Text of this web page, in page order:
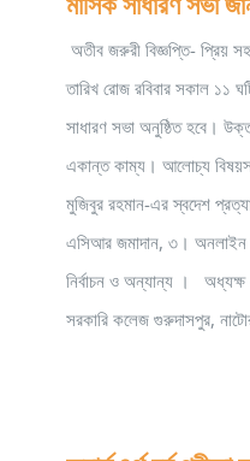
অতীব জরুরী বিজ্ঞপ্তি- প্রিয়
তারিখ রোজ রবিবার সকাল ১১
সাধারণ সভা অনুষ্ঠিত হবে।
একান্ত কাম্য। আলোচ্য
মুজিবুর রহমান-এর স্বদেশ
এসিআর জমাদান, ৩।
নির্বাচন ও অন্যান্য । অধ্যক্ষ
সরকারি কলেজ গুরুদাসপুর,